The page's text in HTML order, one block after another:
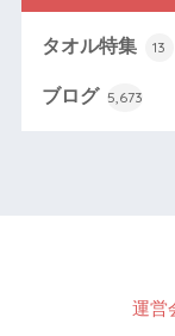
タオル特集 13
ブログ 5,673
運営